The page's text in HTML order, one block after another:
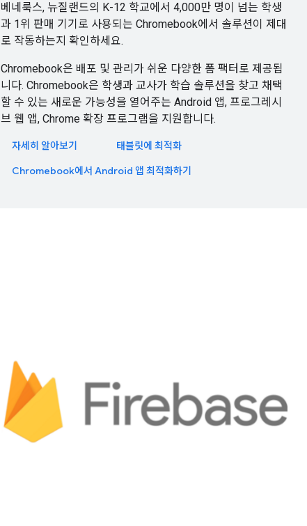
베네룩스, 뉴질랜드의 K-12 학교에서 4,000만 명이 넘는 학생
과 1위 판매 기기로 사용되는 Chromebook에서 솔루션이 제대
로 작동하는지 확인하세요.
Chromebook은 배포 및 관리가 쉬운 다양한 폼 팩터로 제공됩
니다. Chromebook은 학생과 교사가 학습 솔루션을 찾고 채택
할 수 있는 새로운 가능성을 열어주는 Android 앱, 프로그레시
브 웹 앱, Chrome 확장 프로그램을 지원합니다.
자세히 알아보기
태블릿에 최적화
Chromebook에서 Android 앱 최적화하기